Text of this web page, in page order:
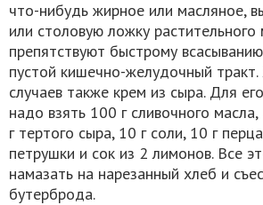
что-нибудь жирное или масляное,
или столовую ложку растительного
препятствуют быстрому
пустой кишечно-желудочный
случаев также крем из сыра. Для
надо взять 100 г сливочного
г тертого сыра, 10 г соли, 10 г
петрушки и сок из 2 лимонов. Все
намазать на нарезанный хлеб и
бутерброда.